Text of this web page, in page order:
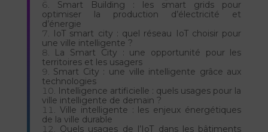
Smart Building : les smart grids pour
optimiser la production d’électricité et
d’énergie
IoT smart city : quel réseau IoT choisir pour
une ville intelligente ?
La Smart City : une opportunité pour les
territoires et les usagers
Smart City : une ville intelligente grâce aux
technologies
Intelligence artificielle : quels usages pour la
ville intelligente de demain ?
Ville intelligente : les enjeux énergétiques
de la ville durable
Quels usages de l’IoT dans les bâtiments